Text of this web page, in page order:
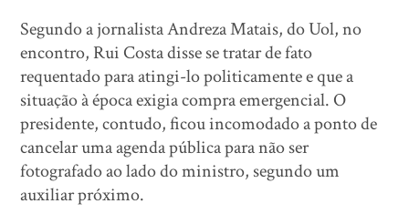
Segundo a jornalista Andreza Matais, do Uol, no
encontro, Rui Costa disse se tratar de fato
requentado para atingi-lo politicamente e que a
situação à época exigia compra emergencial. O
presidente, contudo, ficou incomodado a ponto de
cancelar uma agenda pública para não ser
fotografado ao lado do ministro, segundo um
auxiliar próximo.